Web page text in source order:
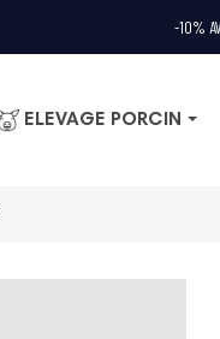
-10%
ELEVAGE PORCIN